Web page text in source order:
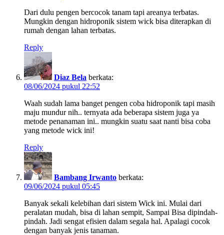
Dari dulu pengen bercocok tanam tapi areanya terbatas.
Mungkin dengan hidroponik sistem wick bisa diterapkan di
rumah dengan lahan terbatas.
Reply
Diaz Bela berkata:
08/06/2024 pukul 22:52
Waah sudah lama banget pengen coba hidroponik tapi masih
maju mundur nih.. ternyata ada beberapa sistem juga ya
metode penanaman ini.. mungkin suatu saat nanti bisa coba
yang metode wick ini!
Reply
Bambang Irwanto berkata:
09/06/2024 pukul 05:45
Banyak sekali kelebihan dari sistem Wick ini. Mulai dari
peralatan mudah, bisa di lahan sempit, Sampai Bisa dipindah-
pindah. Jadi sengat efisien dalam segala hal. Apalagi cocok
dengan banyak jenis tanaman.